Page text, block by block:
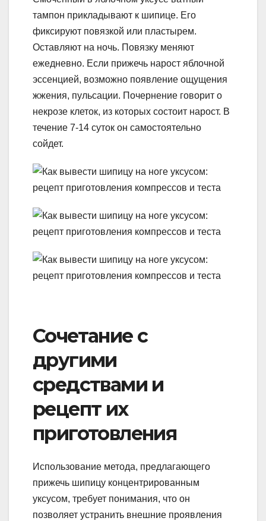
тампон прикладывают к шипице. Его
фиксируют повязкой или пластырем.
Оставляют на ночь. Повязку меняют
ежедневно. Если прижечь нарост яблочной
эссенцией, возможно появление ощущения
жжения, пульсации. Почернение говорит о
некрозе клеток, из которых состоит нарост. В
течение 7-14 суток он самостоятельно
сойдет.
Сочетание с
другими
средствами и
рецепт их
приготовления
Использование метода, предлагающего
прижечь шипицу концентрированным
уксусом, требует понимания, что он
позволяет устранить внешние проявления